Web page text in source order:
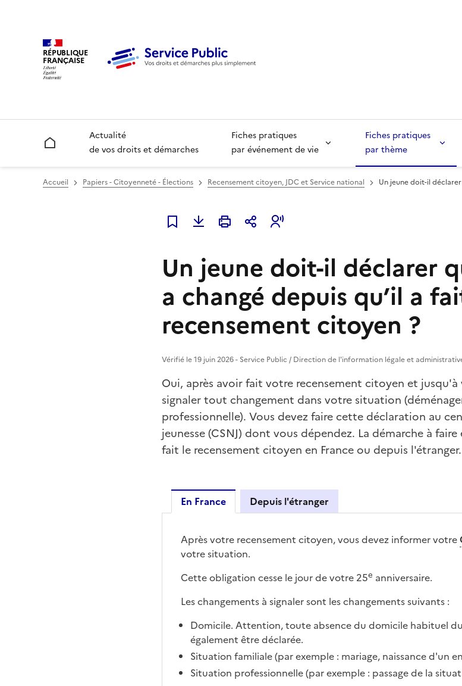
RÉPUBLIQUE
FRANÇAISE
Accueil
Actualité
de vos droits et démarches
Fiches pratiques
par événement de vie
Fiches pratiques
par thème
Accueil Papiers - Citoyenneté - Élections Recensement citoyen, JDC et Service national Un jeune doit-il
Ajouter à mes favoris
Un jeune doit-il déclarer
a changé depuis qu’il a
recensement citoyen ?
Vérifié le 19 juin 2026 - Service Public / Direction de l'information légale et
Oui, après avoir fait votre recensement citoyen et jusqu'à
signaler tout changement dans votre situation
professionnelle). Vous devez faire cette déclaration au
jeunesse (CSNJ) dont vous dépendez. La démarche à
fait le recensement citoyen en France ou depuis l'étranger.
En France Depuis l'étranger
En France
Après votre recensement citoyen, vous devez informer votre
votre situation.
Cette obligation cesse le jour de votre 25e anniversaire.
Les changements à signaler sont les changements suivants :
Domicile. Attention, toute absence du domicile habituel
également être déclarée.
Situation familiale (par exemple : mariage, naissance d'un
Situation professionnelle (par exemple : passage de la